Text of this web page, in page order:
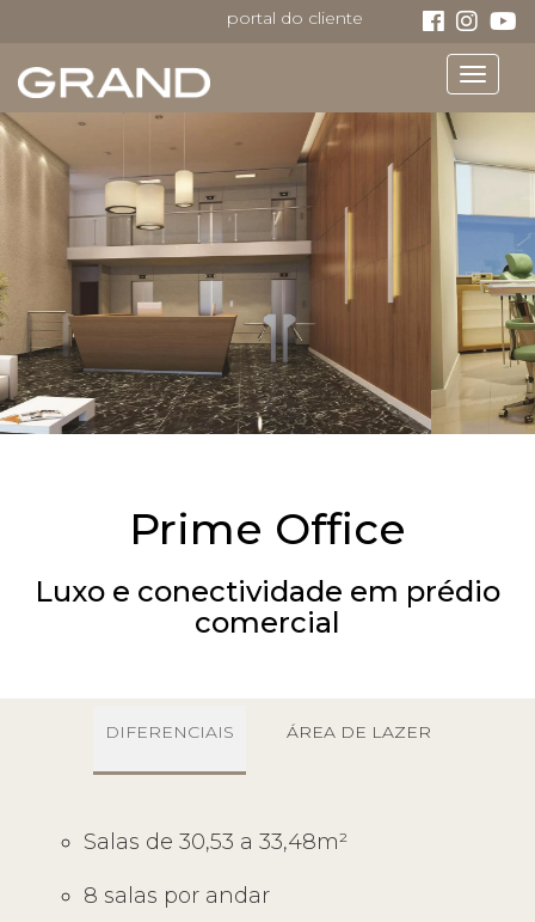
portal do cliente
Toggle
Prime Office
Luxo e conectividade em prédio
comercial
DIFERENCIAIS ÁREA DE LAZER
Salas de 30,53 a 33,48m²
8 salas por andar